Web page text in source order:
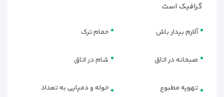
گرافیک است
آلارم بیدار باش حمام ترک
صبحانه در اتاق شام در اتاق
تهویه مطبوع
حوله و دمپایی به تعداد